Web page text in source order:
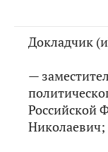
Докладчик
—
Российской
Николаевич;